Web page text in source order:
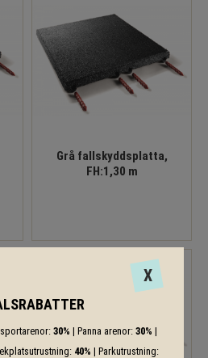
Grå fallskyddsplatta,
FH:1,30 m
X
30% | Panna arenor: 30% |
40% | Parkutrustning: